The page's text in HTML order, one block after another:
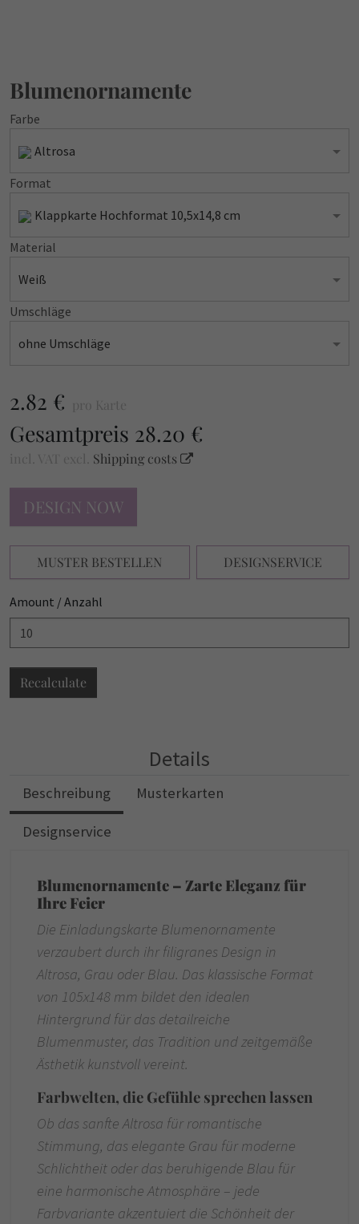
Blumenornamente
Farbe
Altrosa
Format
Klappkarte Hochformat 10,5x14,8 cm
Material
Weiß
Umschläge
ohne Umschläge
2.82 € pro Karte
Gesamtpreis 28.20 €
incl. VAT excl. Shipping costs
DESIGN NOW
MUSTER BESTELLEN DESIGNSERVICE
Amount / Anzahl
Recalculate
Details
Beschreibung Musterkarten
Designservice
Blumenornamente – Zarte Eleganz für
Ihre Feier
Die Einladungskarte Blumenornamente
verzaubert durch ihr filigranes Design in
Altrosa, Grau oder Blau. Das klassische Format
von 105x148 mm bildet den idealen
Hintergrund für das detailreiche
Blumenmuster, das Tradition und zeitgemäße
Ästhetik kunstvoll vereint.
Farbwelten, die Gefühle sprechen lassen
Ob das sanfte Altrosa für romantische
Stimmung, das elegante Grau für moderne
Schlichtheit oder das beruhigende Blau für
eine harmonische Atmosphäre – jede
Farbvariante akzentuiert die Schönheit der